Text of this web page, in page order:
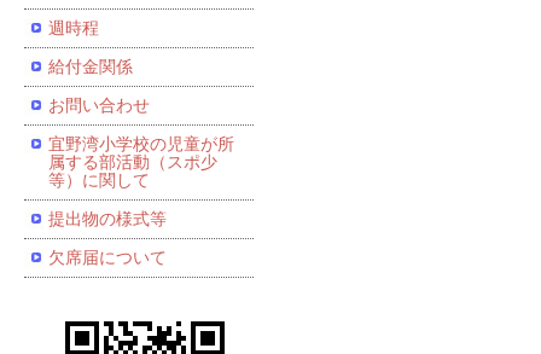
週時程
給付金関係
お問い合わせ
宜野湾小学校の児童が所
属する部活動（スポ少
等）に関して
提出物の様式等
欠席届について